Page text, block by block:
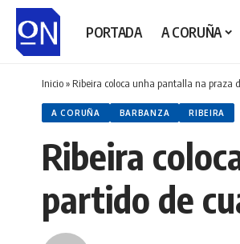
PORTADA A CORUÑA
Inicio» Ribeira coloca unha pantalla na praza
A CORUÑA BARBANZA RIBEIRA
Ribeira
partido de